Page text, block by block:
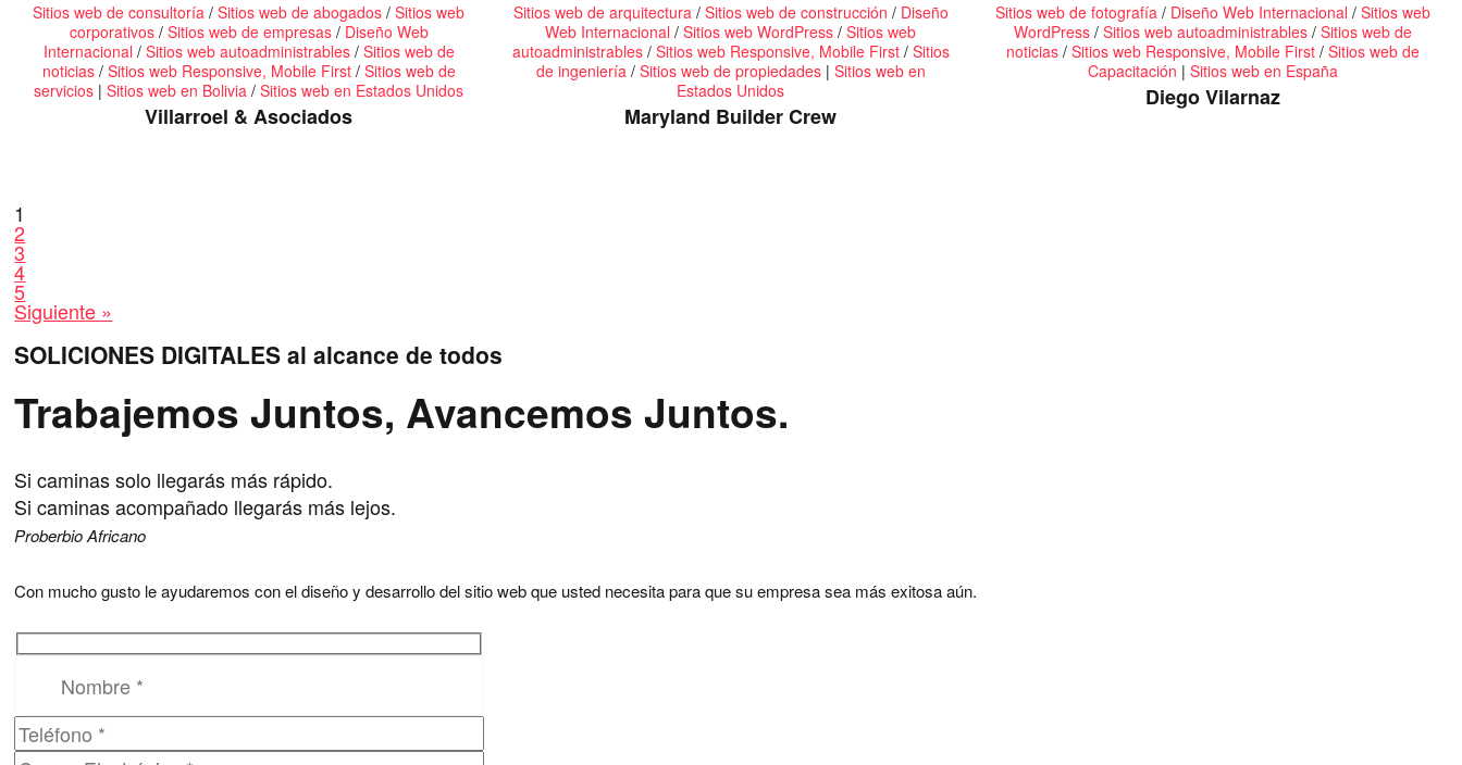
Sitios web de consultoría /Sitios web de abogados /Sitios web
corporativos/ Sitios web de empresas/ Diseño Web
Internacional / Sitios web autoadministrables/ Sitios web de
noticias/ Sitios web Responsive, Mobile First/ Sitios web de
servicios |Sitios web en Bolivia /Sitios web en Estados Unidos
Villarroel & Asociados
Sitios web de arquitectura/ Sitios web de construcción / Diseño
Web Internacional /Sitios web WordPress /Sitios web
autoadministrables/ Sitios web Responsive, Mobile First/ Sitios
de ingeniería/ Sitios web de propiedades| Sitios web en
Estados Unidos
Maryland Builder Crew
Sitios web de fotografía / Diseño Web Internacional /Sitios web
WordPress /Sitios web autoadministrables /Sitios web de
noticias /Sitios web Responsive, Mobile First /Sitios web de
Capacitación |Sitios web en España
Diego Vilarnaz
Paginación
de
entradas
1
2
3
4
5
Siguiente »
SOLICIONES DIGITALES al alcance de todos
Trabajemos Juntos, Avancemos Juntos.
Si caminas solo llegarás más rápido.
Si caminas acompañado llegarás más lejos.
Proberbio Africano
Con mucho gusto le ayudaremos con el diseño y desarrollo del sitio web que usted necesita para que su empresa sea más exitosa aún.
Por favor, deja este campo vacío.